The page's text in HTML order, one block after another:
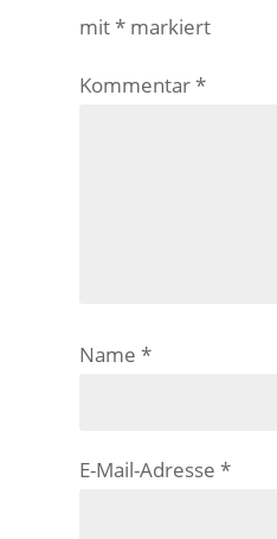
mit* markiert
Kommentar*
Name*
E-Mail-Adresse*